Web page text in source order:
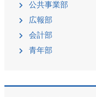
公共事業部
広報部
会計部
青年部